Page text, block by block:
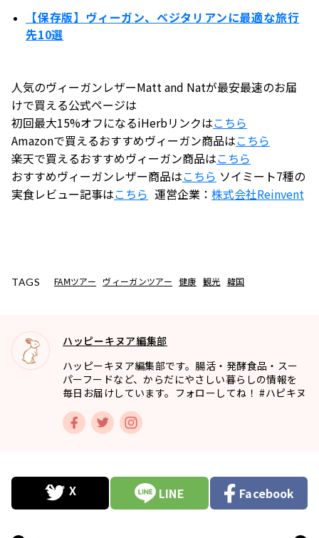
【保存版】ヴィーガン、ベジタリアンに最適な旅行
先10選
人気のヴィーガンレザーMatt and Natが最安最速のお届
けで買える公式ページは
初回最大15%オフになるiHerbリンクはこちら
Amazonで買えるおすすめヴィーガン商品はこちら
楽天で買えるおすすめヴィーガン商品はこちら
おすすめヴィーガンレザー商品はこちら ソイミート7種の
実食レビュー記事はこちら 運営企業： 株式会社Reinvent
TAGS FAⅯツアー ヴィーガンツアー 健康 観光 韓国
ハッピーキヌア編集部
ハッピーキヌア編集部です。腸活・発酵食品・スー
パーフードなど、からだにやさしい暮らしの情報を
毎日お届けしています。フォローしてね！ #ハピキヌ
LINE Facebook